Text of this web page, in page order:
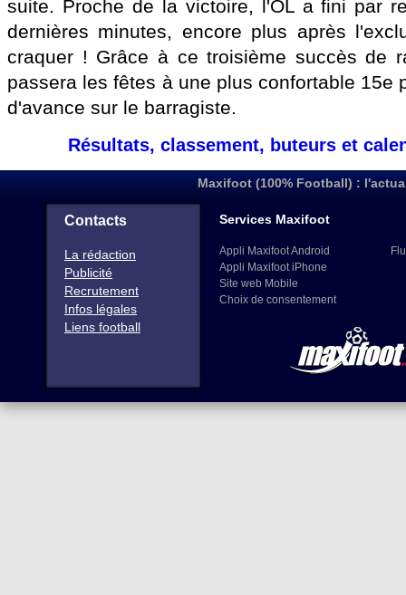
suite. Proche de la victoire, l'OL a fini par
dernières minutes, encore plus après
craquer ! Grâce à ce troisième succès de
passera les fêtes à une plus confortable 15e
d'avance sur le barragiste.
Résultats, classement, buteurs et
Maxifoot (100% Football) :
Contacts
La rédaction
Publicité
Recrutement
Infos légales
Liens football
Services Maxifoot
Appli Maxifoot Android
Appli Maxifoot iPhone
Site web Mobile
Choix de consentement